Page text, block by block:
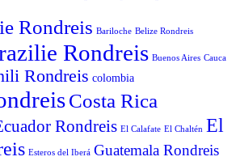
Rondreis Bariloche Belize Rondreis
Rondreis Buenos Aires Cauca
Rondreis colombia
Costa Rica
Rondreis El Calafate El Chaltén El
Esteros del Iberá Guatemala Rondreis